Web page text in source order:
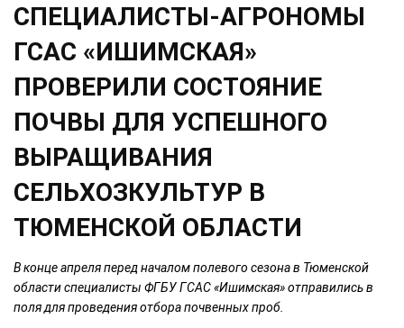
СПЕЦИАЛИСТЫ-АГРОНОМЫ
ГСАС «ИШИМСКАЯ»
ПРОВЕРИЛИ СОСТОЯНИЕ
ПОЧВЫ ДЛЯ УСПЕШНОГО
ВЫРАЩИВАНИЯ
СЕЛЬХОЗКУЛЬТУР В
ТЮМЕНСКОЙ ОБЛАСТИ
В конце апреля перед началом полевого сезона в Тюменской
области специалисты ФГБУ ГСАС «Ишимская» отправились в
поля для проведения отбора почвенных проб.